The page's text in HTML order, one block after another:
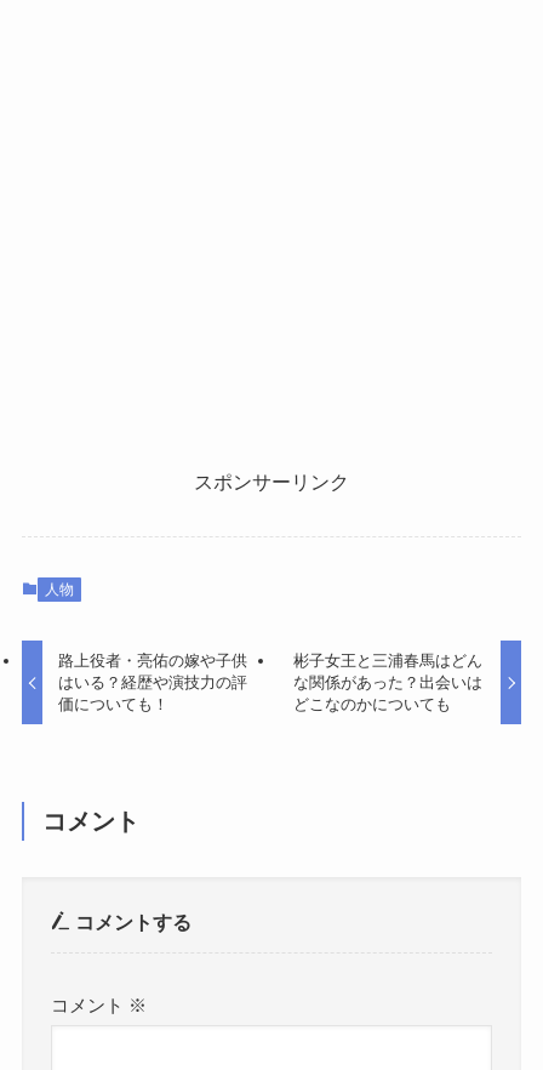
スポンサーリンク
人物
路上役者・亮佑の嫁や子供
はいる？経歴や演技力の評
価についても！
彬子女王と三浦春馬はどん
な関係があった？出会いは
どこなのかについても
コメント
コメントする
コメント ※